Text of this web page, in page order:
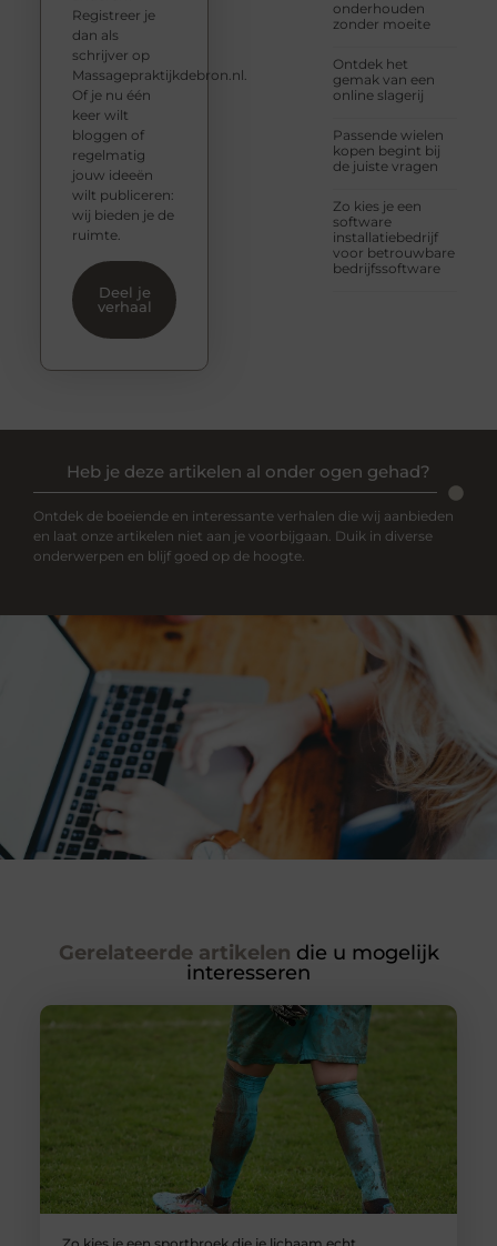
onderhouden
zonder moeite
Ontdek het
gemak van een
online slagerij
Passende wielen
kopen begint bij
de juiste vragen
Zo kies je een
software
installatiebedrijf
voor betrouwbare
bedrijfssoftware
Registreer je
dan als
schrijver op
Massagepraktijkdebron.nl.
Of je nu één
keer wilt
bloggen of
regelmatig
jouw ideeën
wilt publiceren:
wij bieden je de
ruimte.
Deel je
verhaal
Heb je deze artikelen al onder ogen gehad?
Ontdek de boeiende en interessante verhalen die wij aanbieden
en laat onze artikelen niet aan je voorbijgaan. Duik in diverse
onderwerpen en blijf goed op de hoogte.
Gerelateerde artikelen die u mogelijk
interesseren